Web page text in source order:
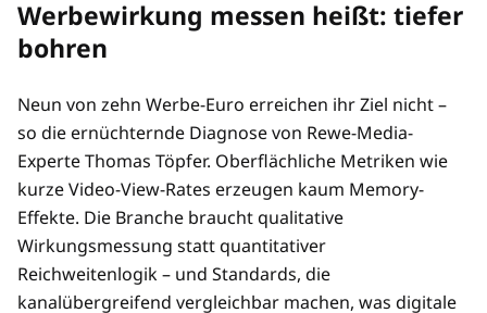
Werbewirkung messen heißt: tiefer
bohren
Neun von zehn Werbe-Euro erreichen ihr Ziel nicht –
so die ernüchternde Diagnose von Rewe-Media-
Experte Thomas Töpfer. Oberflächliche Metriken wie
kurze Video-View-Rates erzeugen kaum Memory-
Effekte. Die Branche braucht qualitative
Wirkungsmessung statt quantitativer
Reichweitenlogik – und Standards, die
kanalübergreifend vergleichbar machen, was digitale